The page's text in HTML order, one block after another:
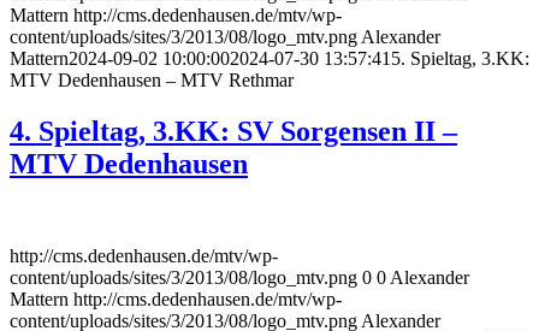
Mattern http://cms.dedenhausen.de/mtv/wp-
content/uploads/sites/3/2013/08/logo_mtv.png Alexander
Mattern2024-09-02 10:00:002024-07-30 13:57:41 5. Spieltag, 3.KK:
MTV Dedenhausen – MTV Rethmar
4. Spieltag, 3.KK: SV Sorgensen II –
MTV Dedenhausen
http://cms.dedenhausen.de/mtv/wp-
content/uploads/sites/3/2013/08/logo_mtv.png 0 0 Alexander
Mattern http://cms.dedenhausen.de/mtv/wp-
content/uploads/sites/3/2013/08/logo_mtv.png Alexander